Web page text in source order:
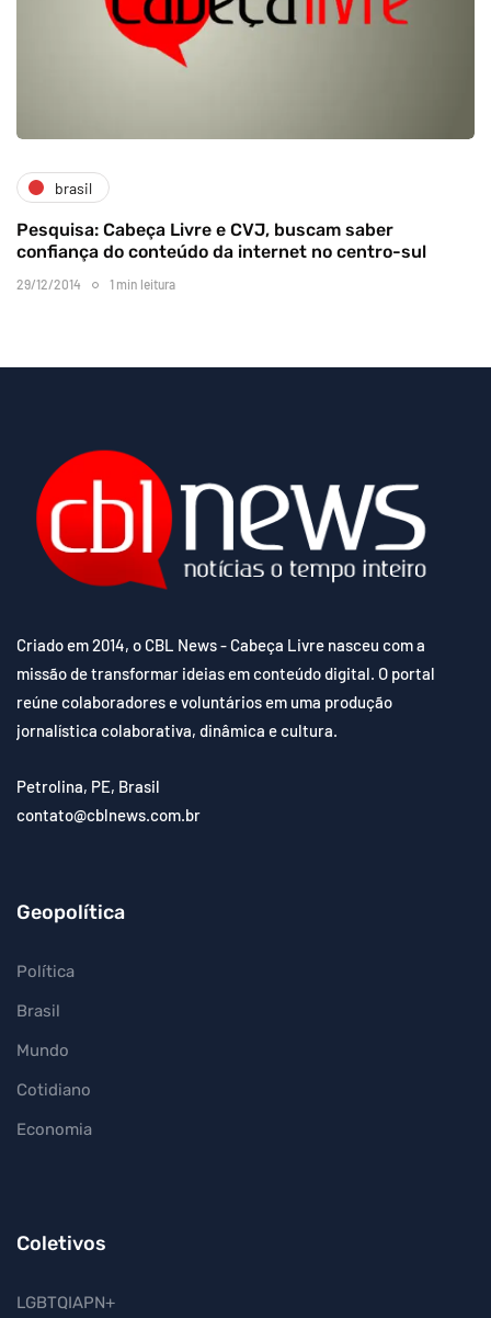
brasil
Pesquisa: Cabeça Livre e CVJ, buscam saber
confiança do conteúdo da internet no centro-sul
29/12/2014 1 min leitura
Criado em 2014, o CBL News - Cabeça Livre nasceu com a
missão de transformar ideias em conteúdo digital. O portal
reúne colaboradores e voluntários em uma produção
jornalística colaborativa, dinâmica e cultura.
Petrolina, PE, Brasil
contato@cblnews.com.br
Geopolítica
Política
Brasil
Mundo
Cotidiano
Economia
Coletivos
LGBTQIAPN+